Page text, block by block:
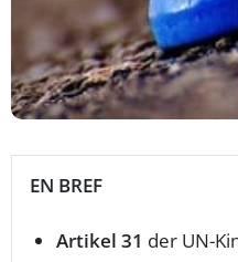
EN BREF
Artikel 31 der UN-